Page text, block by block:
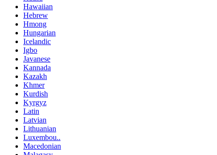
Hawaiian
Hebrew
Hmong
Hungarian
Icelandic
Igbo
Javanese
Kannada
Kazakh
Khmer
Kurdish
Kyrgyz
Latin
Latvian
Lithuanian
Luxembou..
Macedonian